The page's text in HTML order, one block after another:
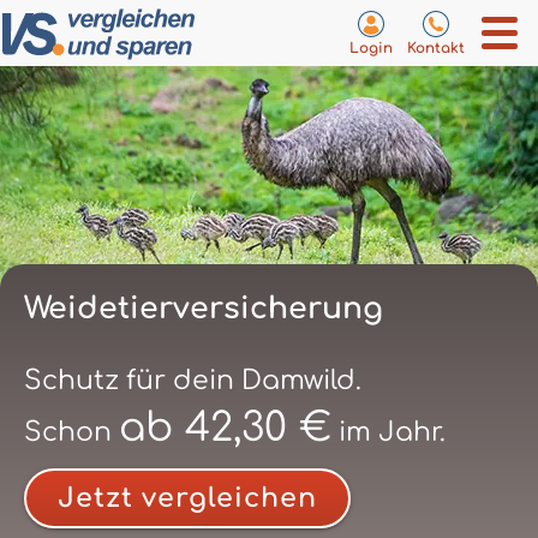
Login Kontakt
Weidetierversicherung
Schutz für dein Damwild.
Schon ab 42,30 € im Jahr.
Jetzt vergleichen